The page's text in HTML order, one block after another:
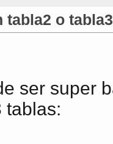
o
ser super
tablas: